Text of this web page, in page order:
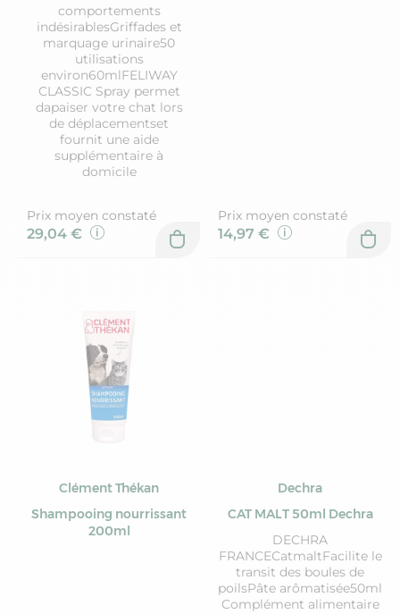
comportements
indésirablesGriffades et
marquage urinaire50
utilisations
environ60mlFELIWAY
CLASSIC Spray permet
dapaiser votre chat lors
de déplacementset
fournit une aide
supplémentaire à
domicile
Prix moyen constaté
29,04 €
Prix moyen constaté
14,97 €
Clément Thékan
Shampooing nourrissant
200ml
Dechra
CAT MALT 50ml Dechra
DECHRA
FRANCECatmaltFacilite le
transit des boules de
poilsPâte arômatisée50ml
Complément alimentaire